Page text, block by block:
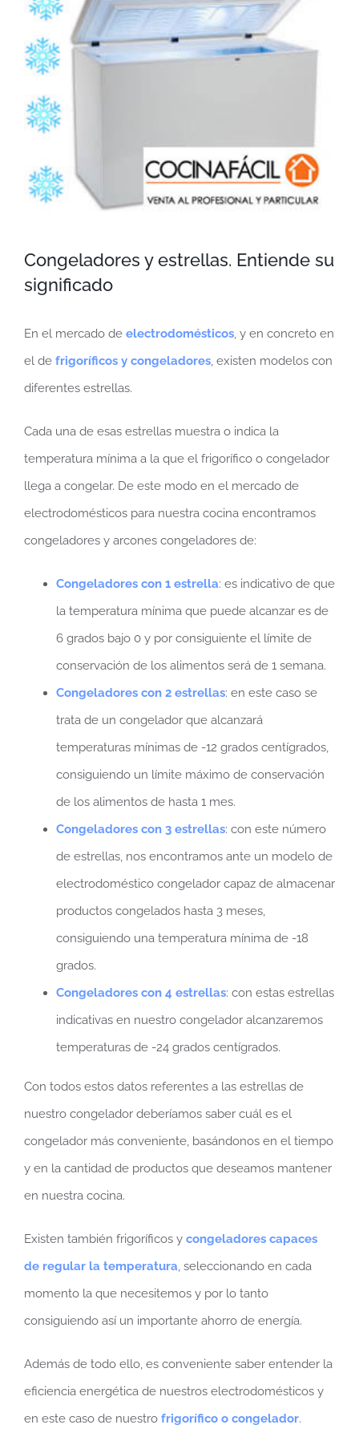
más
grande
Congeladores y estrellas. Entiende su
significado
En el mercado de electrodomésticos, y en concreto en
el de frigoríficos y congeladores, existen modelos con
diferentes estrellas.
Cada una de esas estrellas muestra o indica la
temperatura mínima a la que el frigorífico o congelador
llega a congelar. De este modo en el mercado de
electrodomésticos para nuestra cocina encontramos
congeladores y arcones congeladores de:
Congeladores con 1 estrella: es indicativo de que
la temperatura mínima que puede alcanzar es de
6 grados bajo 0 y por consiguiente el límite de
conservación de los alimentos será de 1 semana.
Congeladores con 2 estrellas: en este caso se
trata de un congelador que alcanzará
temperaturas mínimas de -12 grados centígrados,
consiguiendo un límite máximo de conservación
de los alimentos de hasta 1 mes.
Congeladores con 3 estrellas: con este número
de estrellas, nos encontramos ante un modelo de
electrodoméstico congelador capaz de almacenar
productos congelados hasta 3 meses,
consiguiendo una temperatura mínima de -18
grados.
Congeladores con 4 estrellas: con estas estrellas
indicativas en nuestro congelador alcanzaremos
temperaturas de -24 grados centígrados.
Con todos estos datos referentes a las estrellas de
nuestro congelador deberíamos saber cuál es el
congelador más conveniente, basándonos en el tiempo
y en la cantidad de productos que deseamos mantener
en nuestra cocina.
Existen también frigoríficos y congeladores capaces
de regular la temperatura, seleccionando en cada
momento la que necesitemos y por lo tanto
consiguiendo así un importante ahorro de energía.
Además de todo ello, es conveniente saber entender la
eficiencia energética de nuestros electrodomésticos y
en este caso de nuestro frigorífico o congelador.